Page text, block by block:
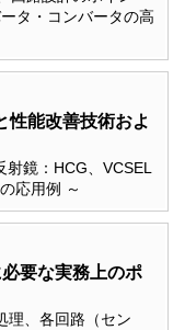
タ・コンバータの高
性能改善技術およ
鏡：HCG、VCSEL
応用例 ～
要な実務上のポ
理、各回路（セン